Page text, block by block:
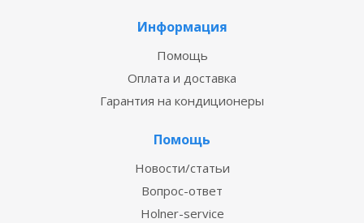
Информация
Помощь
Оплата и доставка
Гарантия на кондиционеры
Помощь
Новости/статьи
Вопрос-ответ
Holner-service